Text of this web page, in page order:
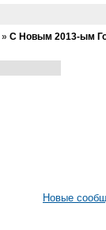
» С Новым 2013-ым
Новые